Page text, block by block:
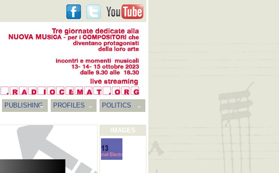
PUBLISHING PROFILES
POLITICS
IMAGES